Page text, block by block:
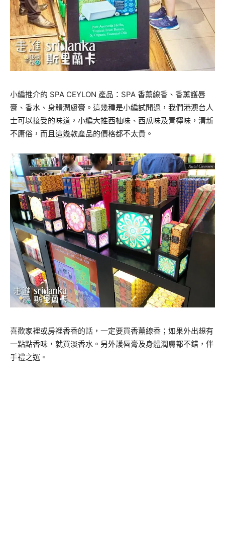
小編推介的 SPA CEYLON 產品： SPA 香薰線香、香薰護唇
膏、香水、身體潤膚膏。這幾種是小編試聞過，我們港澳台人
士可以接受的味道，小編大推西柚味、西瓜味及青檸味，清新
不庸俗，而且這幾款產品的價格都不太貴。
喜歡家裡或房裡香香的話，一定要買香薰線香；如果外出想有
一點點香味，就買淡香水。另外護唇膏及身體潤膚都不錯，伴
手禮之選。